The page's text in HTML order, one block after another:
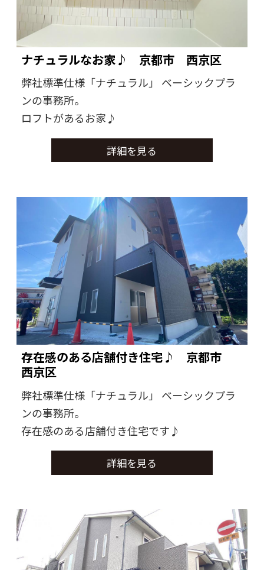
ナチュラルなお家♪ 京都市 西京区
弊社標準仕様「ナチュラル」 ベーシックプラ
ンの事務所。
ロフトがあるお家♪
詳細を見る
存在感のある店舗付き住宅♪ 京都市
西京区
弊社標準仕様「ナチュラル」 ベーシックプラ
ンの事務所。
存在感のある店舗付き住宅です♪
詳細を見る